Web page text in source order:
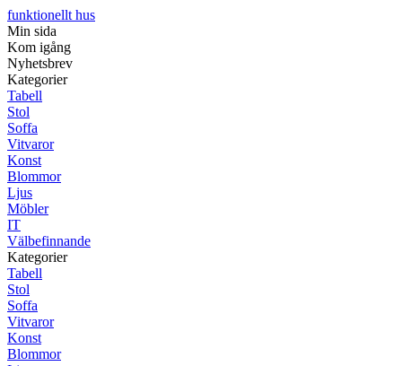
funktionellt hus
Min sida
Kom igång
Nyhetsbrev
Kategorier
Tabell
Stol
Soffa
Vitvaror
Konst
Blommor
Ljus
Möbler
IT
Välbefinnande
Kategorier
Tabell
Stol
Soffa
Vitvaror
Konst
Blommor